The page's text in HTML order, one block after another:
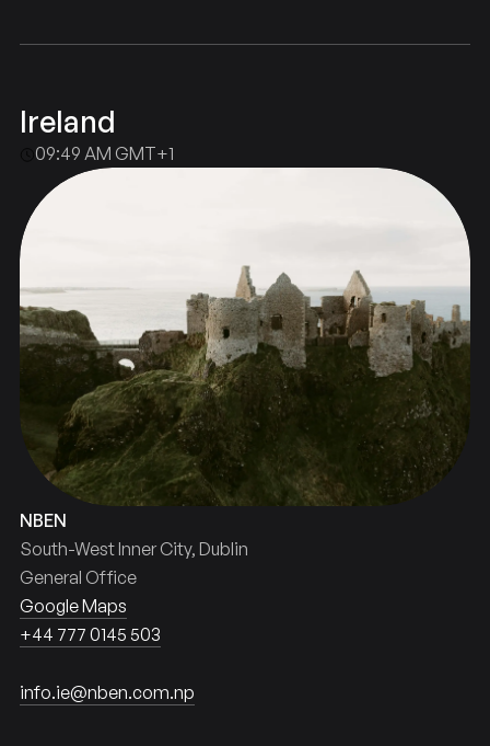
Ireland
09:49 AM GMT+1
NBEN
South-West Inner City, Dublin
General Office
Google Maps
+44 777 0145 503
info.ie@nben.com.np